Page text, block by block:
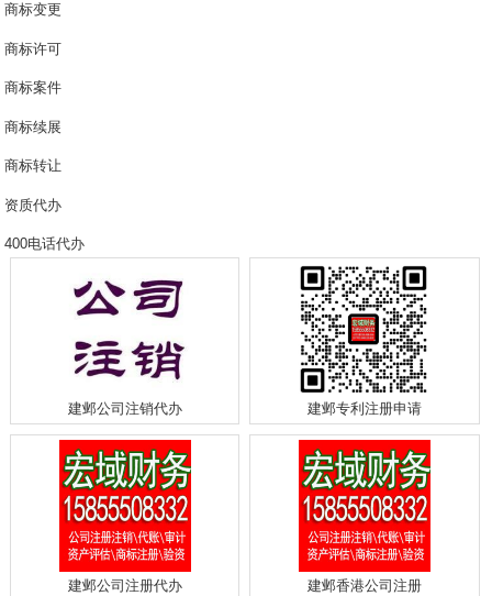
商标变更
商标许可
商标案件
商标续展
商标转让
资质代办
400电话代办
建邺公司注销代办 建邺专利注册申请
建邺公司注册代办 建邺香港公司注册